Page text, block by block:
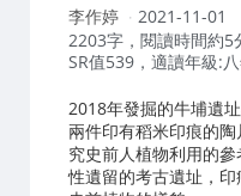
作
者：
李作婷
2021-11-01
2203字，閱讀時間約5
SR值539，適讀年級:
2018年發掘的牛埔遺
兩件印有稻米印痕的
究史前人植物利用的
性遺留的考古遺址，